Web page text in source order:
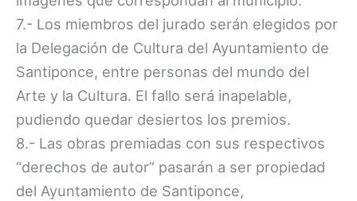
7.- Los miembros del jurado serán elegidos por
la Delegación de Cultura del Ayuntamiento de
Santiponce, entre personas del mundo del
Arte y la Cultura. El fallo será inapelable,
pudiendo quedar desiertos los premios.
8.- Las obras premiadas con sus respectivos
“derechos de autor” pasarán a ser propiedad
del Ayuntamiento de Santiponce,